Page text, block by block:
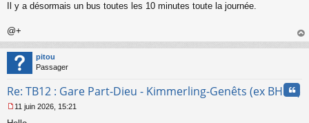
g
n
o
n
l
u
Il y a désormais un bus toutes les 10 minutes toute la journée.
@+
au
pitou
Passager
Re: TB12 : Gare Part-Dieu - Kimmerling-Genêts (ex BHNS)
11 juin 2026, 15:21